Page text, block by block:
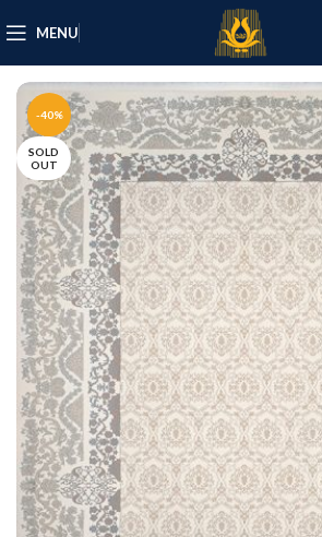
MENU
-40%
SOLD
OUT